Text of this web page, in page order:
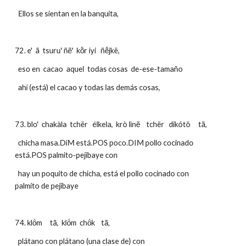
  Ellos se sientan en la banquita,
72. e'  ã  tsuru' ñẽ'  kõ̀r íyi   ñẽ́jkë,
  eso en  cacao  aquel  todas cosas  de-ese-tamaño
  ahí (está) el cacao y todas las demás cosas,
73. blo'  chakàla  tchër   élkela,  krò lìnẽ    tchër   dikótö     tã,
  chicha masa.DiM está.POS poco.DIM pollo cocinado
está.POS palmito-pejibaye con
  hay un poquito de chicha, está el pollo cocinado con
palmito de pejibaye
74. klö́m     tã,  klö́m  chö́k    tã,
  plátano con plátano (una clase de) con